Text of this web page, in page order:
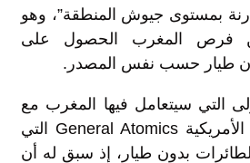
بمستوى جيوش المنطقة”، وهو
فرص المغرب الحصول على
طيار حسب نفس المصدر.
التي سيتعامل فيها المغرب مع
شركة صناعة الأسلحة الأمريكية General Atomics التي
بدون طيار، إذ سبق له أن